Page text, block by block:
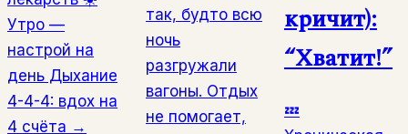
Утро —
настрой на
день Дыхание
4-4-4: вдох на
4 счёта →
так, будто всю
ночь
разгружали
вагоны. Отдых
не помогает,
кричит):
“Хватит!”
💤